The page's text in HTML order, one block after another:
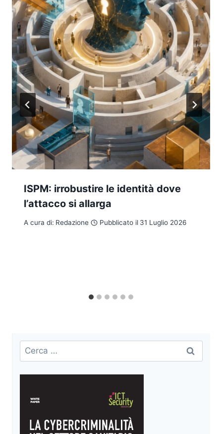
ISPM: irrobustire le identità dove
l’attacco si allarga
A cura di: Redazione Pubblicato il 31 Luglio 2026
Ricerca
per: